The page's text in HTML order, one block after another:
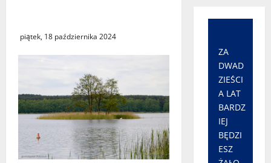
piątek, 18 października 2024
ZA
DWAD
ZIEŚCI
A LAT
BARDZ
IEJ
BĘDZI
ESZ